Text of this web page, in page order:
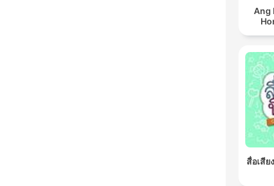
Ang
สื่อเสี